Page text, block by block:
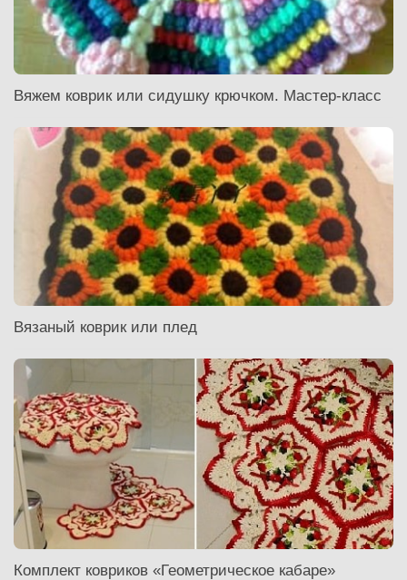
Вяжем коврик или сидушку крючком. Мастер-класс
Вязаный коврик или плед
Комплект ковриков «Геометрическое кабаре»